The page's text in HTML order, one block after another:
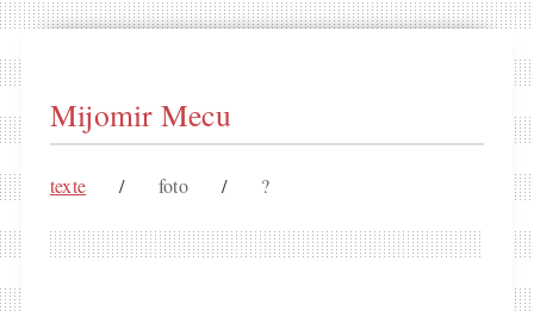
Mijomir Mecu
texte / foto / ?